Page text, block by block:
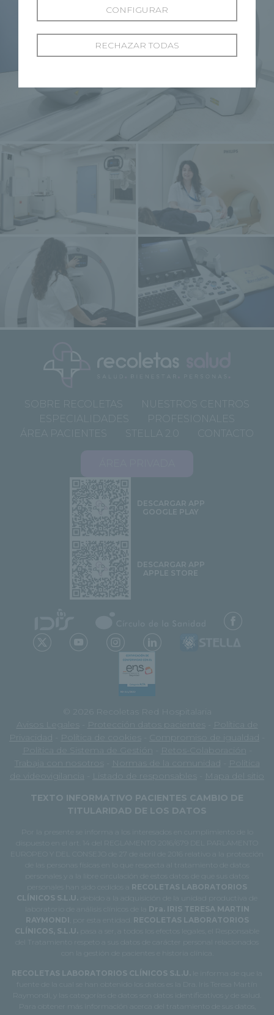
SOBRE RECOLETAS
NUESTROS CENTROS
ESPECIALIDADES
PROFESIONALES
ÁREA PACIENTES
STELLA 2.0 CONTACTO
DESCARGAR APP
GOOGLE PLAY
DESCARGAR APP
APPLE STORE
© 2026 Recoletas Red Hospitalaria
Avisos Legales
Protección datos pacientes
Política de
Privacidad
Política de cookies Compromiso de igualdad
Política de Sistema de Gestión
Retos-Colaboración
Trabaja con nosotros
Normas de la comunidad
Política
de videovigilancia
Listado de responsables
Mapa del sitio
TEXTO INFORMATIVO PACIENTES CAMBIO DE
TITULARIDAD DE LOS DATOS
Por la presente se informa a los interesados en cumplimiento de lo
dispuesto en el art. 14 del REGLAMENTO 2016/679 DEL PARLAMENTO
EUROPEO Y DEL CONSEJO de 27 de abril de 2016 relativo a la protección
de las personas físicas en lo que respecta al tratamiento de datos
personales y a la libre circulación de estos datos de que sus datos
RECOLETAS LABORATORIOS
CLÍNICOS S.L.U.
debido a la adquisición de la unidad productiva de
laboratorio de análisis clínicos de la Dra. IRIS TERESA MARTIN
RAYMONDI , por esta entidad. RECOLETAS LABORATORIOS
CLÍNICOS, S.L.U.
pasa a ser, a todos los efectos legales, el Responsable
del Tratamiento respeto a sus datos de carácter personal relacionados
con la gestión de pacientes e historia clínica.
RECOLETAS LABORATORIOS CLÍNICOS S.L.U.
le informa de que la
fuente de la cual se han obtenido los datos es la Dra. Iris Teresa Martín
Raymondi, y las categorías de datos son datos identificativos y de salud.
Para obtener más información acerca del tratamiento de sus datos,
RECHAZAR TODAS
CONFIGURAR